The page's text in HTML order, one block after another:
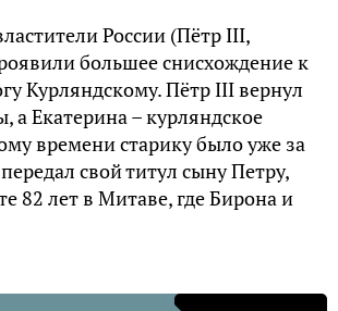
России (Пётр III,
большее снисхождение к
Курляндскому. Пётр III вернул
а Екатерина – курляндское
времени старику было уже за
свой титул сыну Петру,
82 лет в Митаве, где Бирона и